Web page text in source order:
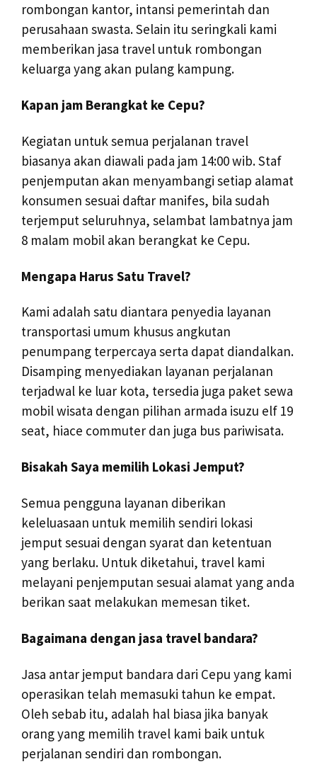
rombongan kantor, intansi pemerintah dan
perusahaan swasta. Selain itu seringkali kami
memberikan jasa travel untuk rombongan
keluarga yang akan pulang kampung.
Kapan jam Berangkat ke Cepu?
Kegiatan untuk semua perjalanan travel
biasanya akan diawali pada jam 14:00 wib. Staf
penjemputan akan menyambangi setiap alamat
konsumen sesuai daftar manifes, bila sudah
terjemput seluruhnya, selambat lambatnya jam
8 malam mobil akan berangkat ke Cepu.
Mengapa Harus Satu Travel?
Kami adalah satu diantara penyedia layanan
transportasi umum khusus angkutan
penumpang terpercaya serta dapat diandalkan.
Disamping menyediakan layanan perjalanan
terjadwal ke luar kota, tersedia juga paket sewa
mobil wisata dengan pilihan armada isuzu elf 19
seat, hiace commuter dan juga bus pariwisata.
Bisakah Saya memilih Lokasi Jemput?
Semua pengguna layanan diberikan
keleluasaan untuk memilih sendiri lokasi
jemput sesuai dengan syarat dan ketentuan
yang berlaku. Untuk diketahui, travel kami
melayani penjemputan sesuai alamat yang anda
berikan saat melakukan memesan tiket.
Bagaimana dengan jasa travel bandara?
Jasa antar jemput bandara dari Cepu yang kami
operasikan telah memasuki tahun ke empat.
Oleh sebab itu, adalah hal biasa jika banyak
orang yang memilih travel kami baik untuk
perjalanan sendiri dan rombongan.